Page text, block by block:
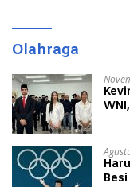
Olahraga